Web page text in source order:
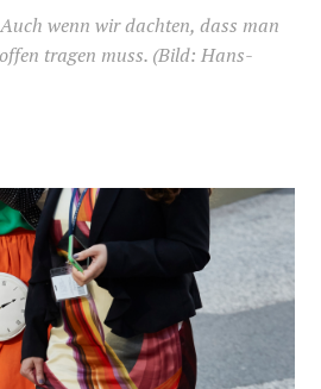
wenn wir dachten, dass man
tragen muss. (Bild: Hans-